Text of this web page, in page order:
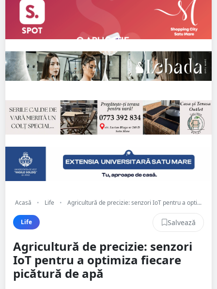
Acasă • Life • Agricultură de precizie: senzori IoT pentru a opti...
Life Salvează
Agricultură de precizie: senzori
IoT pentru a optimiza fiecare
picătură de apă